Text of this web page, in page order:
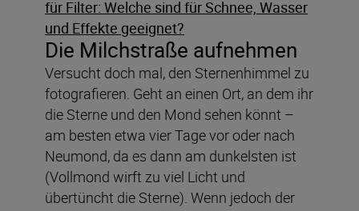
für Filter: Welche sind für Schnee, Wasser
und Effekte geeignet?
Die Milchstraße aufnehmen
Versucht doch mal, den Sternenhimmel zu
fotografieren. Geht an einen Ort, an dem ihr
die Sterne und den Mond sehen könnt –
am besten etwa vier Tage vor oder nach
Neumond, da es dann am dunkelsten ist
(Vollmond wirft zu viel Licht und
übertüncht die Sterne). Wenn jedoch der